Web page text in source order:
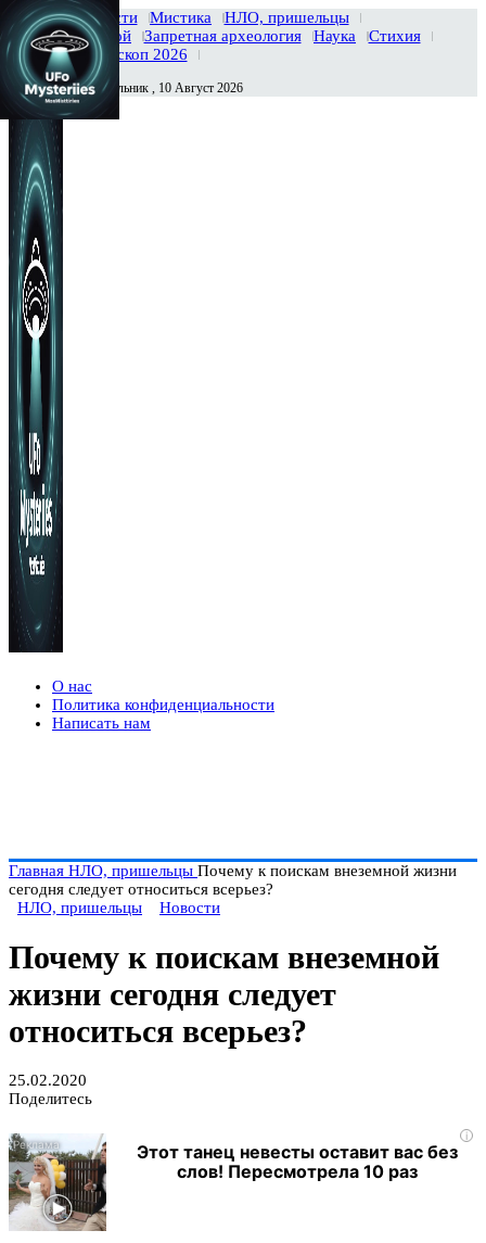
Главная Новости Мистика
НЛО, пришельцы
Тайны вселенной
Запретная археология Наука
Стихия
История
Гороскоп 2026
Сегодня Понедельник , 10 Август 2026
О нас
Политика конфиденциальности
Написать нам
Главная НЛО, пришельцы Почему к поискам внеземной жизни
сегодня следует относиться всерьез?
НЛО, пришельцы
Новости
Почему к поискам внеземной
жизни сегодня следует
относиться всерьез?
25.02.2020
Поделитесь
i
Этот танец невесты оставит вас без
слов! Пересмотрела 10 раз